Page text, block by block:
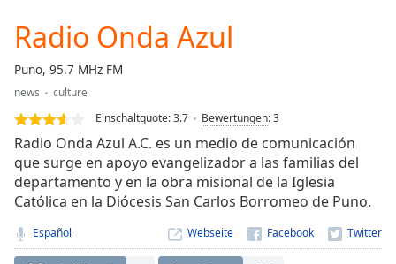
Loaded :
0.00%
Stream
Type LIVE
live,
currently
behind
liveLIVE
Remaining
Time-
Radio Onda Azul
Puno, 95.7 MHz FM
news
culture
Einschaltquote:3.7 Bewertungen:3
Radio Onda Azul A.C. es un medio de comunicación
que surge en apoyo evangelizador a las familias del
departamento y en la obra misional de la Iglesia
Católica en la Diócesis San Carlos Borromeo de Puno.
Español Webseite